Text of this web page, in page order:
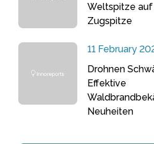
Weltspitze
Zugspitze
11 February
Drohnen
Effektive
Neuheiten